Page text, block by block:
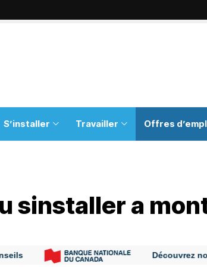
S’installer Travailler Offres
sinstaller a
Découvrez nos